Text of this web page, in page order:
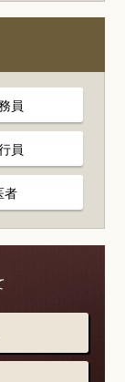
員
員
者